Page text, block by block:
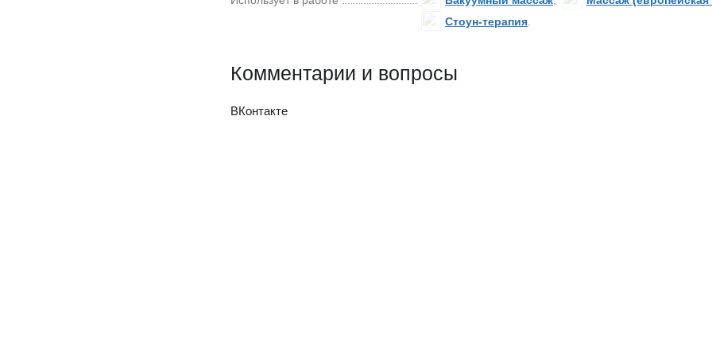
Стоун-терапия.
Комментарии и вопросы
ВКонтакте